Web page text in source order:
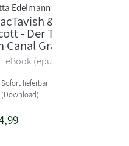
Edelmann
&
- Der Tote
Canal Grande
eBook (epub)
Sofort lieferbar
(Download)